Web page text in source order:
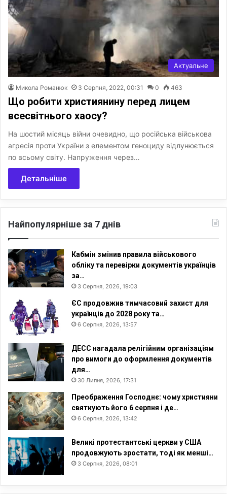
Актуальне
Микола Романюк 3 Серпня, 2022, 00:31 0 463
Що робити християнину перед лицем
всесвітнього хаосу?
На шостий місяць війни очевидно, що російська військова
агресія проти України з елементом геноциду відлунюється
по всьому світу. Напруження через…
Детальніше
Найпопулярніше за 7 днів
Кабмін змінив правила військового
обліку та перевірки документів українців
за…
3 Серпня, 2026, 19:03
ЄС продовжив тимчасовий захист для
українців до 2028 року та…
6 Серпня, 2026, 13:57
ДЕСС нагадала релігійним організаціям
про вимоги до оформлення документів
для…
30 Липня, 2026, 17:31
Преображення Господнє: чому християни
святкують його 6 серпня і де…
6 Серпня, 2026, 13:42
Великі протестантські церкви у США
продовжують зростати, тоді як менші…
3 Серпня, 2026, 08:01